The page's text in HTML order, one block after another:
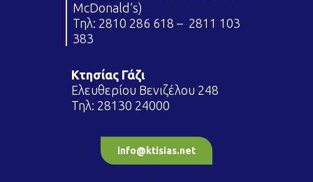
McDonald’s)
Τηλ: 2810 286 618 – 2811 103
383
Κτησίας Γάζι
Ελευθερίου Βενιζέλου 248
Τηλ: 28130 24000
info@ktisias.net